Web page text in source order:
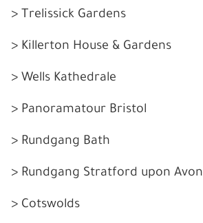
> Trelissick Gardens
> Killerton House & Gardens
> Wells Kathedrale
> Panoramatour Bristol
> Rundgang Bath
> Rundgang Stratford upon Avon
> Cotswolds